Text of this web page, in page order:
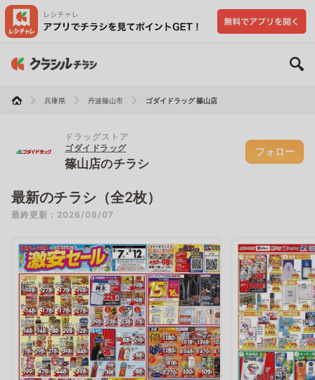
兵庫県 丹波篠山市 ゴダイドラッグ 篠山店
ドラッグストア
ゴダイドラッグ
篠山店のチラシ
フォロー
最新のチラシ（全2枚）
最終更新：2026/08/07